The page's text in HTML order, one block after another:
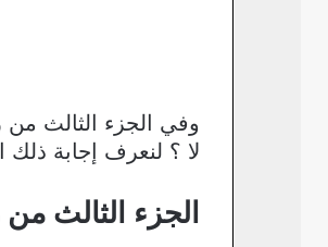
وفي الجزء الثالث
لا ؟ لنعرف إجابة ذلك
الجزء الثالث